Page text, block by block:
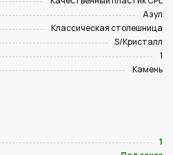
Азул
Классическая столешница
S/Кристалл
1
Камень
1